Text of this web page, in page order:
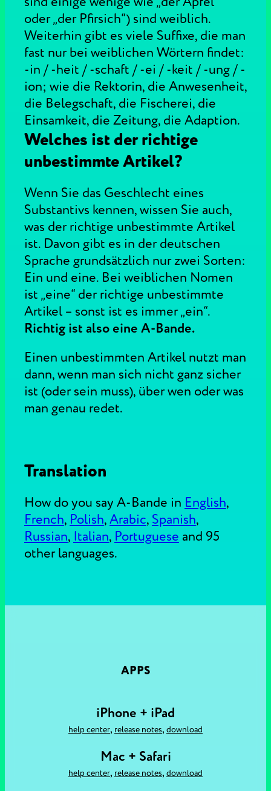
oder „der Pfirsich“) sind weiblich.
Weiterhin gibt es viele Suffixe, die man
fast nur bei weiblichen Wörtern findet:
-in / -heit / -schaft / -ei / -keit / -ung / -
ion; wie die Rektorin, die Anwesenheit,
die Belegschaft, die Fischerei, die
Einsamkeit, die Zeitung, die Adaption.
Welches ist der richtige
unbestimmte Artikel?
Wenn Sie das Geschlecht eines
Substantivs kennen, wissen Sie auch,
was der richtige unbestimmte Artikel
ist. Davon gibt es in der deutschen
Sprache grundsätzlich nur zwei Sorten:
Ein und eine. Bei weiblichen Nomen
ist „eine“ der richtige unbestimmte
Artikel – sonst ist es immer „ein“.
Richtig ist also eine A-Bande.
Einen unbestimmten Artikel nutzt man
dann, wenn man sich nicht ganz sicher
ist (oder sein muss), über wen oder was
man genau redet.
Translation
How do you say A-Bande in English,
French, Polish,Arabic, Spanish,
Russian, Italian, Portuguese and 95
other languages.
APPS
iPhone + iPad
help center, release notes, download
Mac + Safari
help center, release notes, download